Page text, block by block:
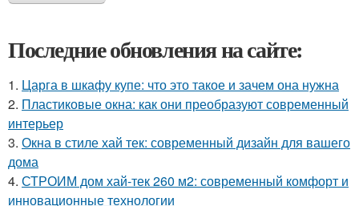
Последние обновления на сайте:
1. Царга в шкафу купе: что это такое и зачем она нужна
2. Пластиковые окна: как они преобразуют современный
интерьер
3. Окна в стиле хай тек: современный дизайн для вашего
дома
4. СТРОИМ дом хай-тек 260 м2: современный комфорт и
инновационные технологии